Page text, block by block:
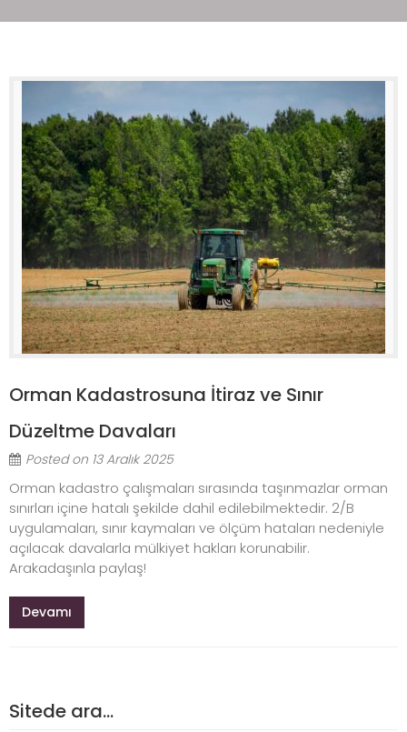
Orman Kadastrosuna İtiraz ve Sınır
Düzeltme Davaları
Posted on 13 Aralık 2025
Orman kadastro çalışmaları sırasında taşınmazlar orman
sınırları içine hatalı şekilde dahil edilebilmektedir. 2/B
uygulamaları, sınır kaymaları ve ölçüm hataları nedeniyle
açılacak davalarla mülkiyet hakları korunabilir.
Arakadaşınla paylaş!
Devamı
Sitede ara…